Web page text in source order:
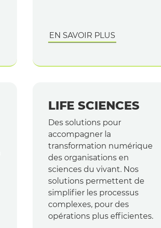
EN SAVOIR PLUS
LIFE SCIENCES
Des solutions pour
accompagner la
transformation numérique
des organisations en
sciences du vivant. Nos
solutions permettent de
simplifier les processus
complexes, pour des
opérations plus efficientes.